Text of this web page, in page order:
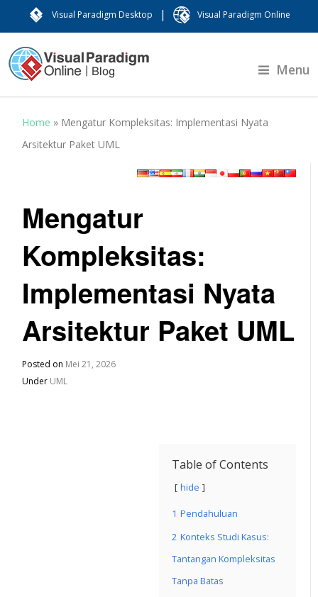
Visual Paradigm Desktop | Visual Paradigm Online
Menu
Home » Mengatur Kompleksitas: Implementasi Nyata
Arsitektur Paket UML
Mengatur
Kompleksitas:
Implementasi Nyata
Arsitektur Paket UML
Posted on Mei 21, 2026
Under UML
Table of Contents
hide
1 Pendahuluan
2 Konteks Studi Kasus:
Tantangan Kompleksitas
Tanpa Batas